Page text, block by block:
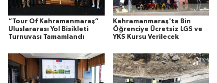
“Tour Of Kahramanmaraş”
Uluslararası Yol Bisikleti
Turnuvası Tamamlandı
Kahramanmaraş'ta Bin
Öğrenciye Ücretsiz LGS ve
YKS Kursu Verilecek